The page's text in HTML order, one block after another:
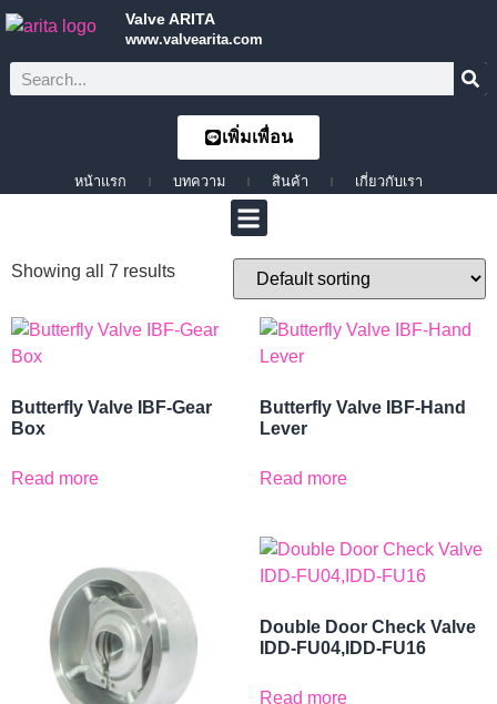
Valve ARITA
www.valvearita.com
เพิ่มเพื่อน
หน้าแรก บทความ สินค้า เกี่ยวกับเรา
Showing all 7 results
Butterfly Valve IBF-Gear
Box
Read more
Butterfly Valve IBF-Hand
Lever
Read more
Double Door Check Valve
IDD-FU04,IDD-FU16
Read more